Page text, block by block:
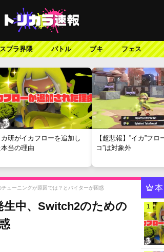
プラ界隈 バトル ブキ フェス
カ研がイカフローを追加し
本当の理由
【超悲報】”イカ”フロ
コ”は対象外
ューニングが原因では？とバイターが困惑
生中、Switch2のための
1